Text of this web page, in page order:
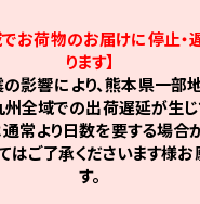
でお荷物のお届けに停止・
ります】
影響により、熊本県一部
州全域での出荷遅延が生じ
常より日数を要する場合が
はご了承くださいます様
す。